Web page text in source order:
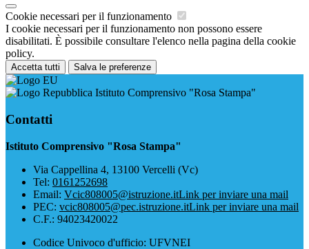
Cookie necessari per il funzionamento
I cookie necessari per il funzionamento non possono essere
disabilitati. È possibile consultare l'elenco nella pagina della cookie
policy.
Accetta tutti Salva le preferenze
Istituto Comprensivo "Rosa Stampa"
Contatti
Istituto Comprensivo "Rosa Stampa"
Via Cappellina 4, 13100 Vercelli (Vc)
Tel: 0161252698
Email: Vcic808005@istruzione.itLink per inviare una mail
PEC: vcic808005@pec.istruzione.itLink per inviare una mail
C.F.: 94023420022
Codice Univoco d'ufficio: UFVNEI